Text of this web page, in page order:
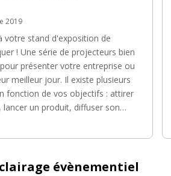
2019
votre stand d'exposition de
! Une série de projecteurs bien
présenter votre entreprise ou
meilleur jour. Il existe plusieurs
fonction de vos objectifs : attirer
un produit, diffuser son
évènementiel